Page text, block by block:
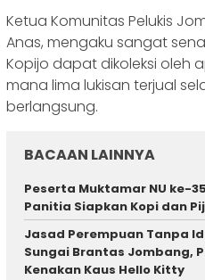
Ketua Komunitas Pelukis
Anas, mengaku sangat
Kopijo dapat dikoleksi oleh
mana lima lukisan terjual
berlangsung.
BACAAN LAINNYA
Peserta Muktamar NU ke-
Panitia Siapkan Kopi dan
Jasad Perempuan Tanpa
Sungai Brantas Jombang,
Kenakan Kaus Hello Kitty